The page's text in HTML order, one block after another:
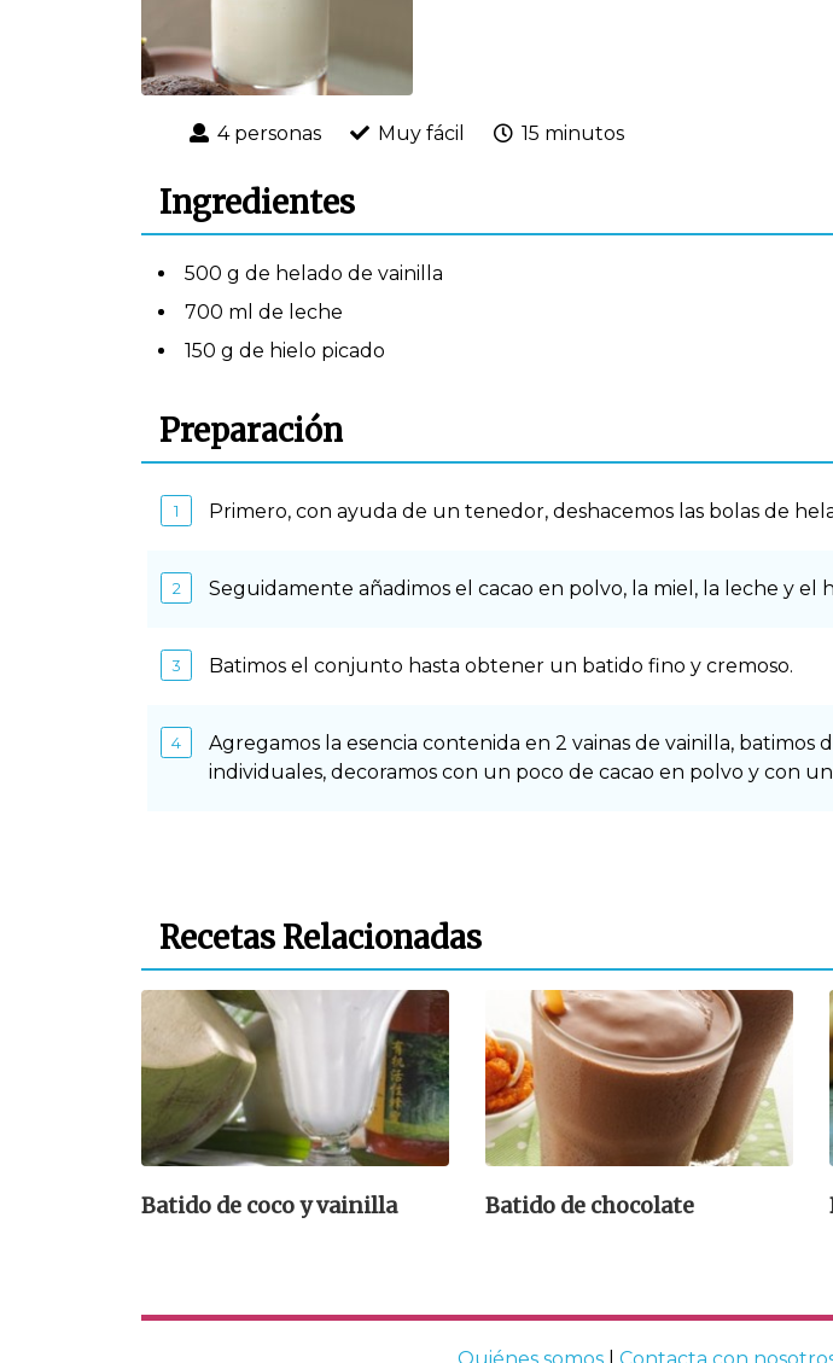
4 personas Muy fácil 15 minutos
Ingredientes
500 g de helado de vainilla
700 ml de leche
150 g de hielo picado
Preparación
Primero, con ayuda de un tenedor, deshacemos las bolas de
Seguidamente añadimos el cacao en polvo, la miel, la leche y el
Batimos el conjunto hasta obtener un batido fino y cremoso.
Agregamos la esencia contenida en 2 vainas de vainilla,
individuales, decoramos con un poco de cacao en polvo y con
Recetas Relacionadas
Batido de coco y vainilla Batido de chocolate